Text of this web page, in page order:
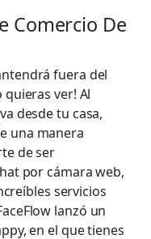
Comercio De
fuera del
ver! Al
desde tu casa,
una manera
de ser
por cámara web,
servicios
lanzó un
en el que tienes